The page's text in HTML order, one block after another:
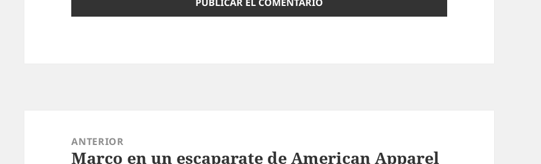
entradas
ANTERIOR
Entrada
Marco en un escaparate de American Apparel